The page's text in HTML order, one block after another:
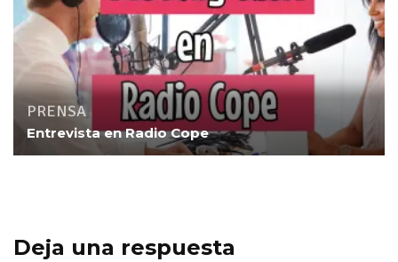
PRENSA
Entrevista en Radio Cope
Deja una respuesta